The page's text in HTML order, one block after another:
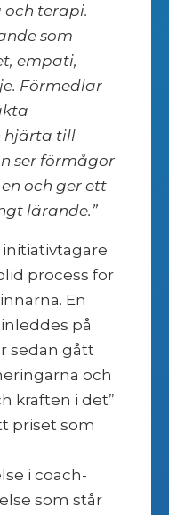
terapi.
som
empati,
Förmedlar
hjärta till
ser förmågor
och ger ett
lärande.”
process för
En
på
sedan gått
och
kraften i det”
priset som
i coach-
som står